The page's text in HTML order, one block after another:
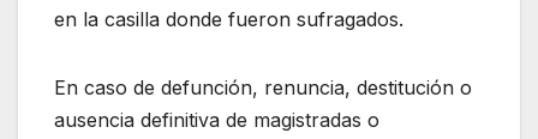
en la casilla donde fueron sufragados.
En caso de defunción, renuncia, destitución o
ausencia definitiva de magistradas o